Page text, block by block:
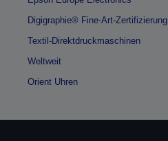
Digigraphie® Fine-Art-Zertifizierung
Textil-Direktdruckmaschinen
Weltweit
Orient Uhren